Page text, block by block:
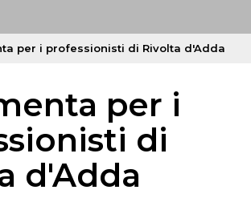
per i professionisti di Rivolta d'Adda
per i
di
d'Adda